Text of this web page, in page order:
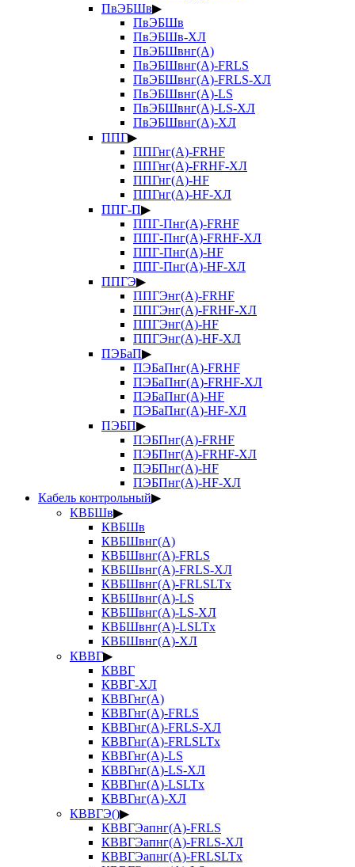
ПвЭБШв▶
ПвЭБШв
ПвЭБШв-ХЛ
ПвЭБШвнг(А)
ПвЭБШвнг(А)-FRLS
ПвЭБШвнг(А)-FRLS-ХЛ
ПвЭБШвнг(А)-LS
ПвЭБШвнг(А)-LS-ХЛ
ПвЭБШвнг(А)-ХЛ
ППГ▶
ППГнг(А)-FRHF
ППГнг(А)-FRHF-ХЛ
ППГнг(А)-HF
ППГнг(А)-HF-ХЛ
ППГ-П▶
ППГ-Пнг(А)-FRHF
ППГ-Пнг(А)-FRHF-ХЛ
ППГ-Пнг(А)-HF
ППГ-Пнг(А)-HF-ХЛ
ППГЭ▶
ППГЭнг(А)-FRHF
ППГЭнг(А)-FRHF-ХЛ
ППГЭнг(А)-HF
ППГЭнг(А)-HF-ХЛ
ПЭБаП▶
ПЭБаПнг(А)-FRHF
ПЭБаПнг(А)-FRHF-ХЛ
ПЭБаПнг(А)-HF
ПЭБаПнг(А)-HF-ХЛ
ПЭБП▶
ПЭБПнг(А)-FRHF
ПЭБПнг(А)-FRHF-ХЛ
ПЭБПнг(А)-HF
ПЭБПнг(А)-HF-ХЛ
Кабель контрольный▶
КВБШв▶
КВБШв
КВБШвнг(А)
КВБШвнг(А)-FRLS
КВБШвнг(А)-FRLS-ХЛ
КВБШвнг(А)-FRLSLTx
КВБШвнг(А)-LS
КВБШвнг(А)-LS-ХЛ
КВБШвнг(А)-LSLTx
КВБШвнг(А)-ХЛ
КВВГ▶
КВВГ
КВВГ-ХЛ
КВВГнг(А)
КВВГнг(А)-FRLS
КВВГнг(А)-FRLS-ХЛ
КВВГнг(А)-FRLSLTx
КВВГнг(А)-LS
КВВГнг(А)-LS-ХЛ
КВВГнг(А)-LSLTx
КВВГнг(А)-ХЛ
КВВГЭ()▶
КВВГЭапнг(А)-FRLS
КВВГЭапнг(А)-FRLS-ХЛ
КВВГЭапнг(А)-FRLSLTx